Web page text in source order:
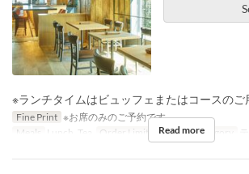
※ランチタイムはビュッフェまたはコースのご
Fine Print ※お席のみのご予約です。
Meals
Lunch, Tea Order Limit 1 ~ Seat Category
Read more